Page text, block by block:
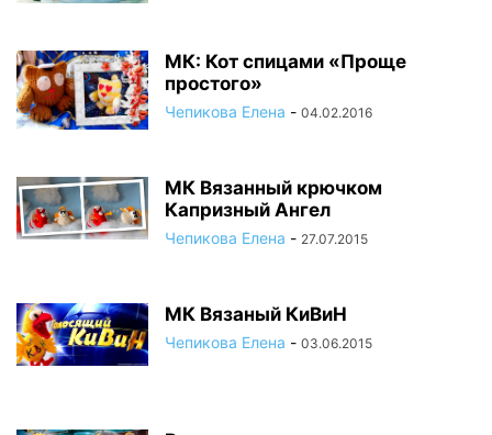
МК: Кот спицами «Проще
простого»
Чепикова Елена - 04.02.2016
МК Вязанный крючком
Капризный Ангел
Чепикова Елена - 27.07.2015
МК Вязаный КиВиН
Чепикова Елена - 03.06.2015